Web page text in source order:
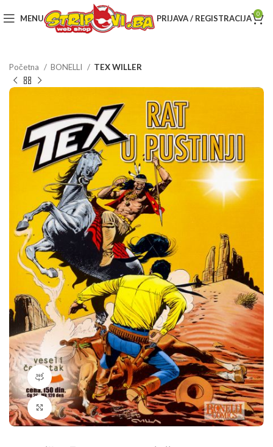
MENU PRIJAVA / REGISTRACIJA 0
Početna BONELLI TEX WILLER
360 product view
Klikni da povečaš